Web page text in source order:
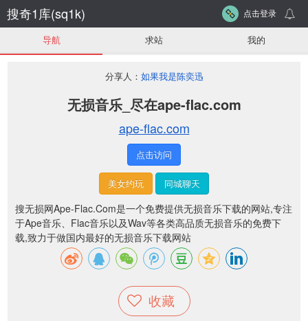
搜奇1库(sq1k) 点击登录
导航 求站 我的
分享人： 如果我是陈奕迅
无损音乐_尽在ape-flac.com
ape-flac.com
点击访问
美女约玩 同城聊天
搜无损网Ape-Flac.Com是一个免费提供无损音乐下载的网站,专注
于Ape音乐、Flac音乐以及Wav等各类高品质无损音乐的免费下
载,致力于做国内最好的无损音乐下载网站
收藏